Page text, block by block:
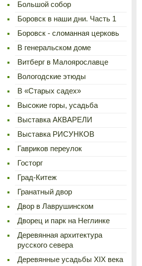
Большой собор
Боровск в наши дни. Часть 1
Боровск - сломанная церковь
В генеральском доме
Витберг в Малоярославце
Вологодские этюды
В «Старых садех»
Высокие горы, усадьба
Выставка АКВАРЕЛИ
Выставка РИСУНКОВ
Гавриков переулок
Госторг
Град-Китеж
Гранатный двор
Двор в Лаврушинском
Дворец и парк на Неглинке
Деревянная архитектура
русского севера
Деревянные усадьбы XIX века